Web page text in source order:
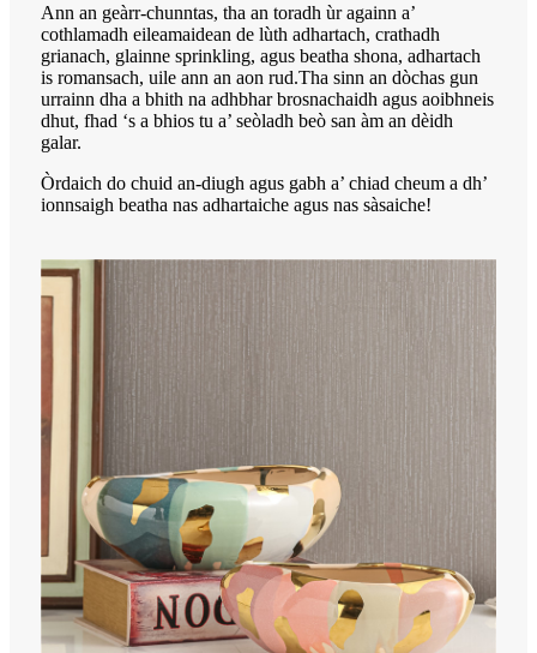
Ann an geàrr-chunntas, tha an toradh ùr againn a’
cothlamadh eileamaidean de lùth adhartach, crathadh
grianach, glainne sprinkling, agus beatha shona, adhartach
is romansach, uile ann an aon rud.Tha sinn an dòchas gun
urrainn dha a bhith na adhbhar brosnachaidh agus aoibhneis
dhut, fhad ‘s a bhios tu a’ seòladh beò san àm an dèidh
galar.
Òrdaich do chuid an-diugh agus gabh a’ chiad cheum a dh’
ionnsaigh beatha nas adhartaiche agus nas sàsaiche!